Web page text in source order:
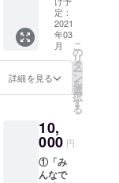
ツを1枚
ご提供
致しま
す。野
球のみ
なら
バレー
ボール
練習時
などに
ポーツ
ドライT
シャツ
（ポリ
エステ
ル
100％）
所属さ
れてい
るチー
ム名、
背番
定：
2021
年03
月
詳細を見る
こ
の
リ
タ
ー
ン
を
選
択
す
る
10,
000 円
①「み
んなで